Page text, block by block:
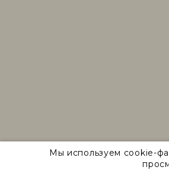
Natural Concepts 2026 © Все
Мы используем cookie-